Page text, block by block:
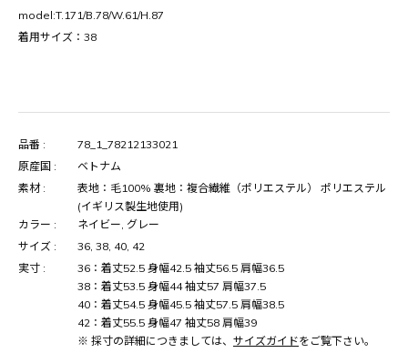
model:T.171/B.78/W.61/H.87
着用サイズ：38
品番 :
78_1_78212133021
原産国 :
ベトナム
素材 :
表地：毛100% 裏地：複合繊維（ポリエステル） ポリエステル
(イギリス製生地使用)
カラー :
ネイビー, グレー
サイズ :
36, 38, 40, 42
実寸 :
36：着丈52.5 身幅42.5 袖丈56.5 肩幅36.5
38：着丈53.5 身幅44 袖丈57 肩幅37.5
40：着丈54.5 身幅45.5 袖丈57.5 肩幅38.5
42：着丈55.5 身幅47 袖丈58 肩幅39
※ 採寸の詳細につきましては、 サイズガイドをご覧下さい。